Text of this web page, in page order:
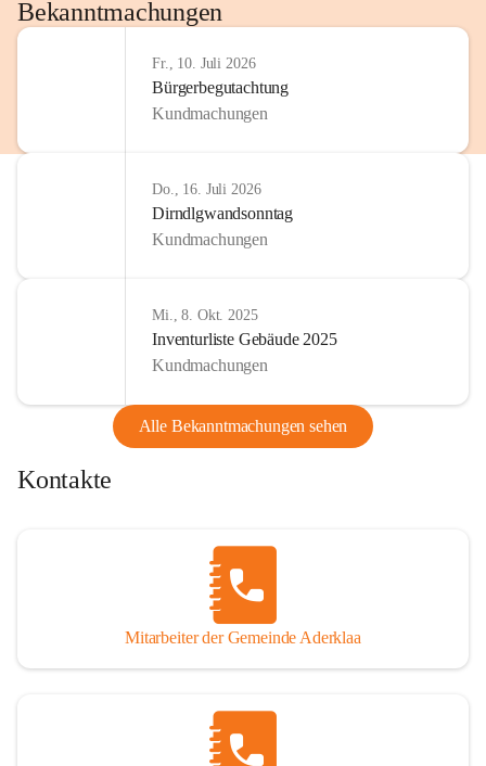
http://www.omv.com
Bekanntmachungen
Fr., 10. Juli 2026
Bürgerbegutachtung
Kundmachungen
Do., 16. Juli 2026
Dirndlgwandsonntag
Kundmachungen
Mi., 8. Okt. 2025
Inventurliste Gebäude 2025
Kundmachungen
Alle Bekanntmachungen sehen
Kontakte
Mitarbeiter der Gemeinde Aderklaa